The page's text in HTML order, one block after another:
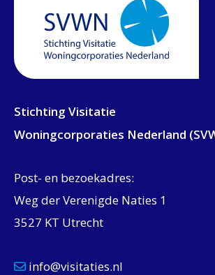
Stichting Visitatie
Woningcorporaties Nederland
Post- en bezoekadres:
Weg der Verenigde Naties 1
3527 KT Utrecht
info@visitaties.nl